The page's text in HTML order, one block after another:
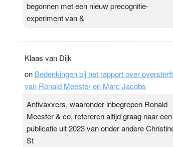
begonnen met een nieuw precognitie-
experiment van &
Klaas van Dijk
on Bedenkingen bij het rapport over
van Ronald Meester en Marc Jacobs
Antivaxxers, waaronder inbegrepen Ronald
Meester & co, refereren altijd graag naar een
publicatie uit 2023 van onder andere
St